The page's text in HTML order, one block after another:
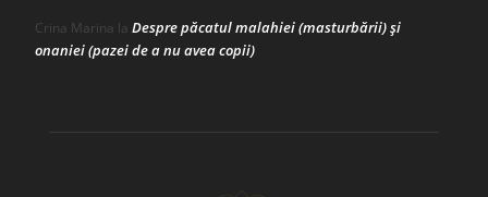
Crina Marina la Despre păcatul malahiei (masturbării) şi
onaniei (pazei de a nu avea copii)